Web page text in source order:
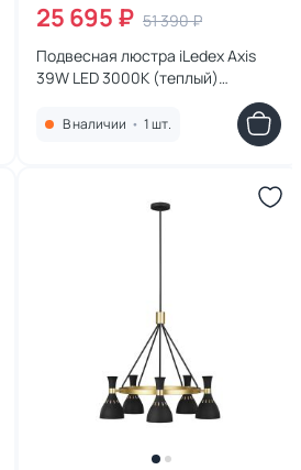
25 695 ₽ 51 390 ₽
Подвесная люстра iLedex Axis
39W LED 3000К (теплый)
В наличии • 1 шт.